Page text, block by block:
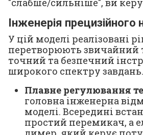
Інженерія прецизійного
У цій моделі реалізовані
перетворюють звичайний
точний та безпечний
широкого спектру завдань.
Плавне регулювання
головна інженерна
моделі. Всередині
простий перемикач, а